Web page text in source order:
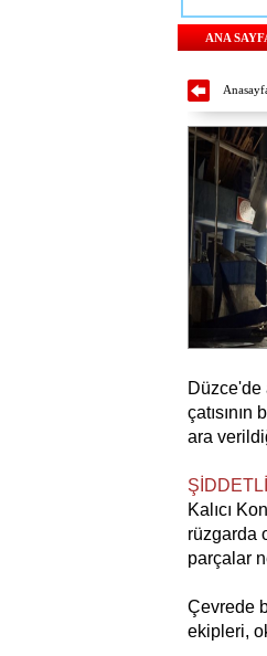
ANA
Düzce'de
ara
Kalıcı
rüzgarda
parçalar
Çevrede
ekipleri,